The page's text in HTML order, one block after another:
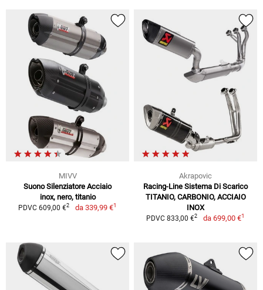
MIVV
Suono Silenziatore Acciaio
inox, nero, titanio
PDVC 609,00 €2 da 339,99 €1
Akrapovic
Racing-Line Sistema Di Scarico
TITANIO, CARBONIO, ACCIAIO
INOX
PDVC 833,00 €2 da 699,00 €1